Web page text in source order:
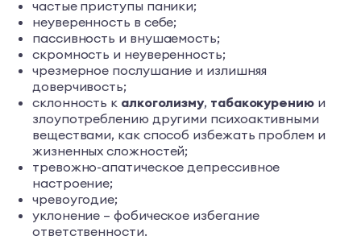
частые приступы паники;
неуверенность в себе;
пассивность и внушаемость;
скромность и неуверенность;
чрезмерное послушание и излишняя
доверчивость;
склонность к алкоголизму, табакокурениюи
злоупотреблению другими психоактивными
веществами, как способ избежать проблем и
жизненных сложностей;
тревожно-апатическое депрессивное
настроение;
чревоугодие;
уклонение – фобическое избегание
ответственности.